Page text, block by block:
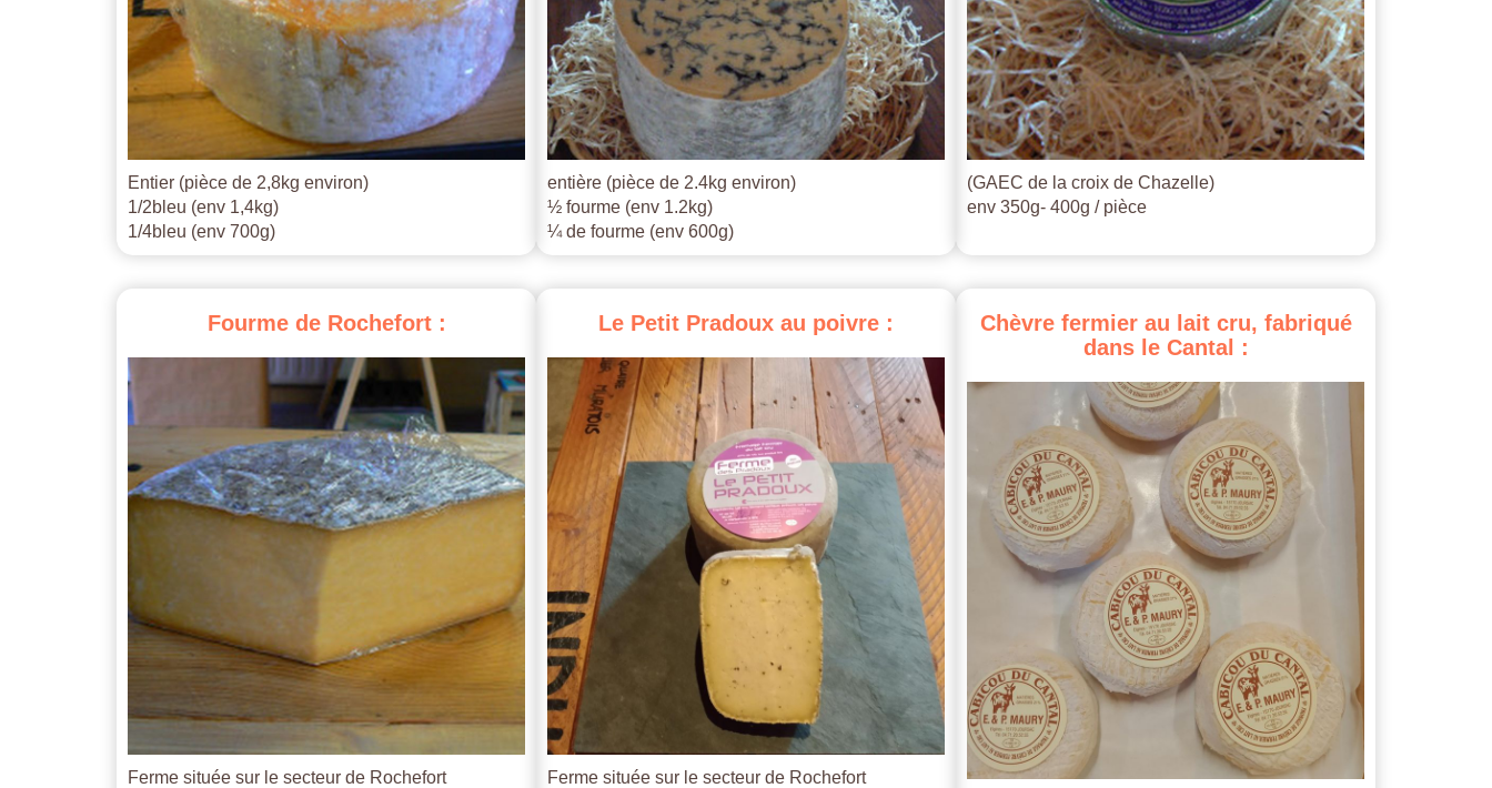
Entier (pièce de 2,8kg environ)
1/2bleu (env 1,4kg)
1/4bleu (env 700g)
entière (pièce de 2.4kg environ)
½ fourme (env 1.2kg)
¼ de fourme (env 600g)
(GAEC de la croix de Chazelle)
env 350g- 400g / pièce
Fourme de Rochefort :
Ferme située sur le secteur de Rochefort
Le Petit Pradoux au poivre :
Ferme située sur le secteur de Rochefort
Chèvre fermier au lait cru, fabriqué
dans le Cantal :